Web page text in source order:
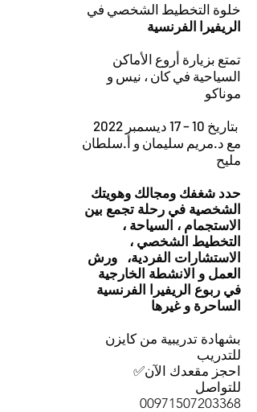
خلوة التخطيط الشخصي في
الريفيرا الفرنسية
تمتع بزيارة أروع الأماكن
السياحية في كان ، نيس و
موناكو
مع د.مريم سليمان و أ.سلطان
مليح
حدد شغفك ومجالك وهويتك
الشخصية في رحلة تجمع بين
الاستجمام ، السياحة ،
التخطيط الشخصي ،
الاستشارات الفردية، ورش
العمل و الانشطة الخارجية
في ربوع الريفيرا الفرنسية
الساحرة و غيرها
بشهادة تدريبية من كايزن
للتدريب
✅احجز مقعدك الآن
للتواصل
00971507203368